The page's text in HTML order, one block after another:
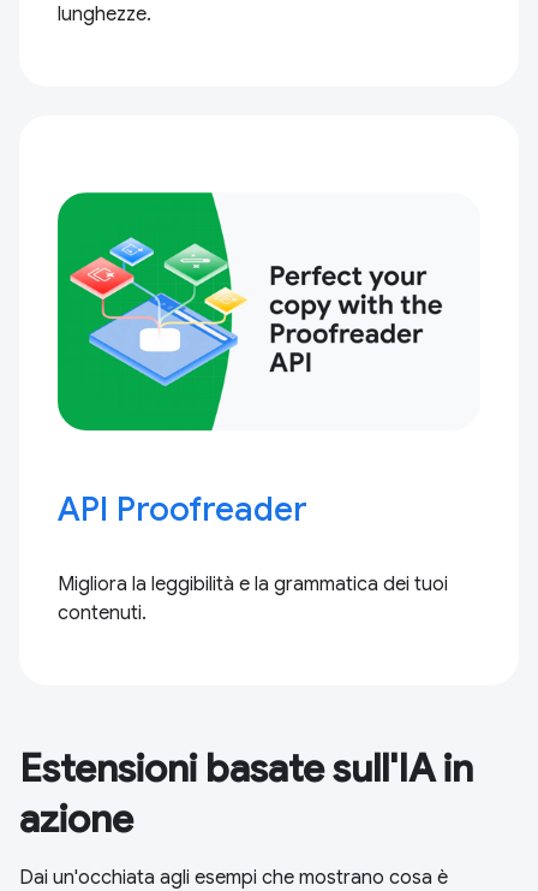
lunghezze.
API Proofreader
Migliora la leggibilità e la grammatica dei tuoi
contenuti.
Estensioni basate sull'IA in
azione
Dai un'occhiata agli esempi che mostrano cosa è